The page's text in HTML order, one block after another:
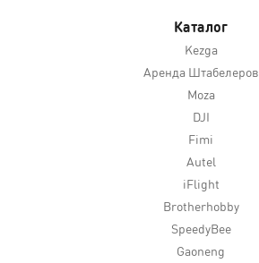
Каталог
Kezga
Аренда Штабелеров
Moza
DJI
Fimi
Autel
iFlight
Brotherhobby
SpeedyBee
Gaoneng